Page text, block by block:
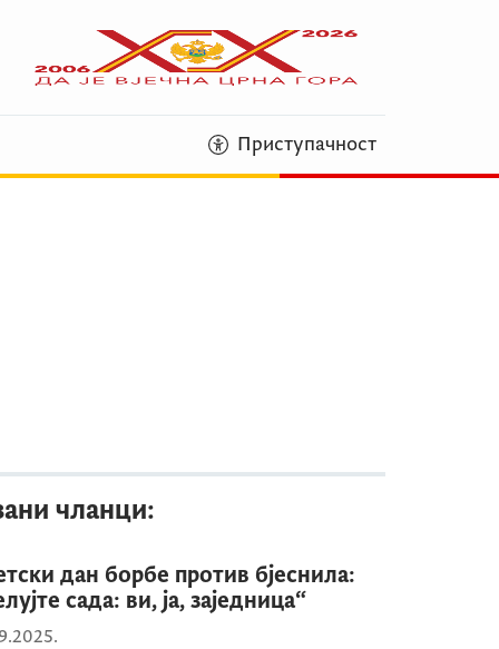
Приступачност
чланци:
дан борбе против бјеснила:
сада: ви, ја, заједница“